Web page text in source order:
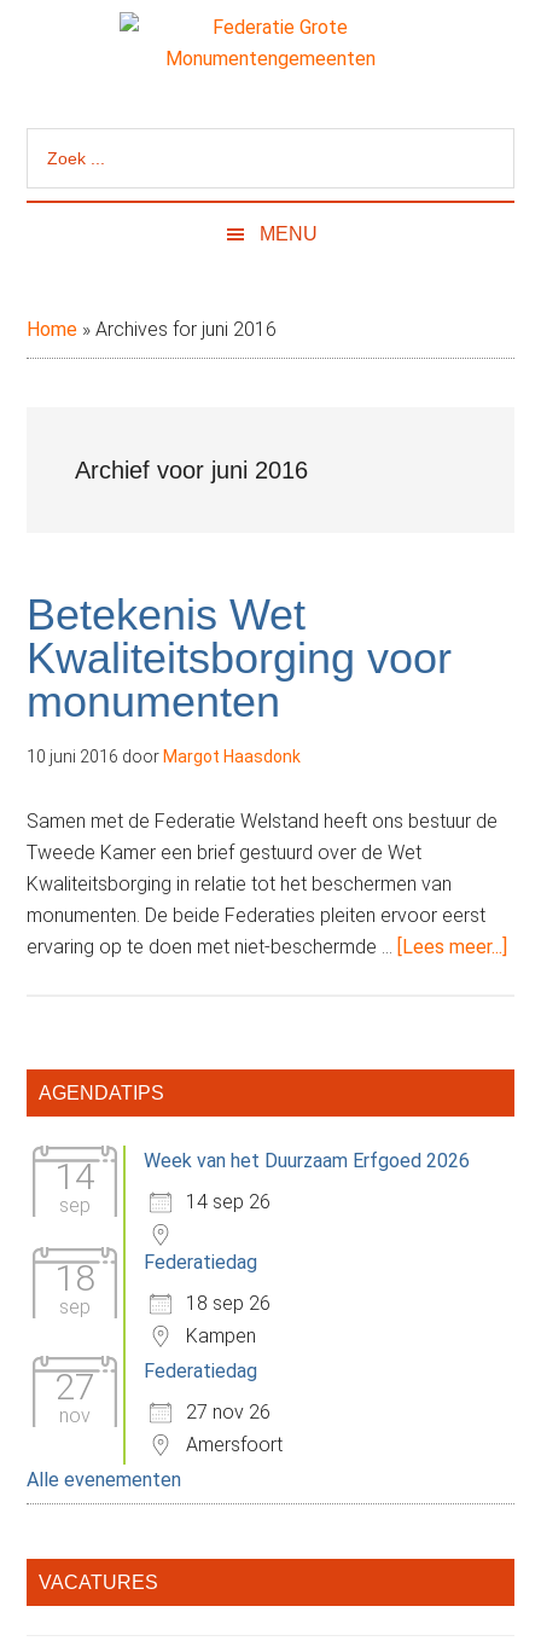
Grote
de
Federatie
Monumentengemeenten
MENU
Home »Archives for juni 2016
Archief voor juni 2016
Betekenis Wet
Kwaliteitsborging voor
monumenten
10 juni 2016 door Margot Haasdonk
Samen met de Federatie Welstand heeft ons bestuur de
Tweede Kamer een brief gestuurd over de Wet
Kwaliteitsborging in relatie tot het beschermen van
monumenten. De beide Federaties pleiten ervoor eerst
ervaring op te doen met niet-beschermde … [Lees meer...]
Primaire
AGENDATIPS
14
sep
Week van het Duurzaam Erfgoed 2026
14 sep 26
18
sep
Federatiedag
18 sep 26
Kampen
27
nov
Federatiedag
27 nov 26
Amersfoort
Alle evenementen
VACATURES